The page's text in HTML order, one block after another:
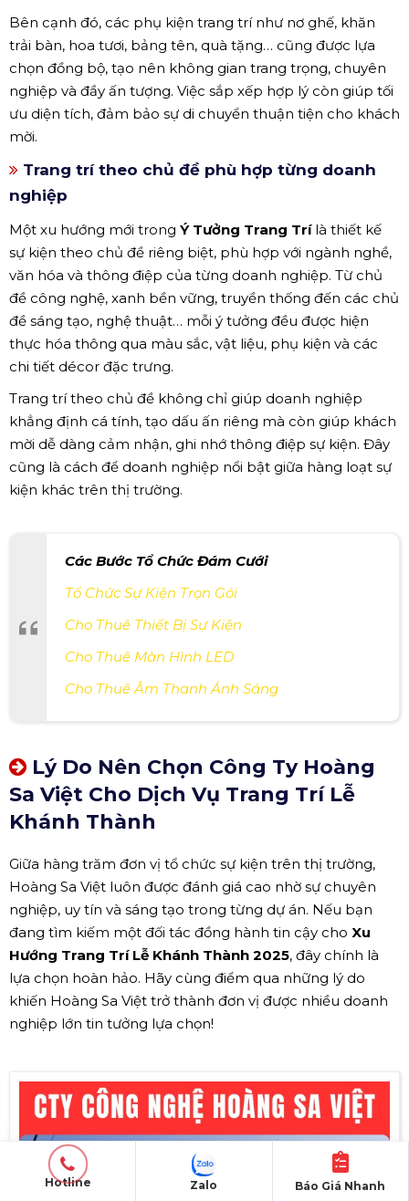
Bên cạnh đó, các phụ kiện trang trí như nơ ghế, khăn
trải bàn, hoa tươi, bảng tên, quà tặng… cũng được lựa
chọn đồng bộ, tạo nên không gian trang trọng, chuyên
nghiệp và đầy ấn tượng. Việc sắp xếp hợp lý còn giúp tối
ưu diện tích, đảm bảo sự di chuyển thuận tiện cho khách
mời.
Trang trí theo chủ đề phù hợp từng doanh
nghiệp
Một xu hướng mới trong Ý Tưởng Trang Trílà thiết kế
sự kiện theo chủ đề riêng biệt, phù hợp với ngành nghề,
văn hóa và thông điệp của từng doanh nghiệp. Từ chủ
đề công nghệ, xanh bền vững, truyền thống đến các chủ
đề sáng tạo, nghệ thuật… mỗi ý tưởng đều được hiện
thực hóa thông qua màu sắc, vật liệu, phụ kiện và các
chi tiết décor đặc trưng.
Trang trí theo chủ đề không chỉ giúp doanh nghiệp
khẳng định cá tính, tạo dấu ấn riêng mà còn giúp khách
mời dễ dàng cảm nhận, ghi nhớ thông điệp sự kiện. Đây
cũng là cách để doanh nghiệp nổi bật giữa hàng loạt sự
kiện khác trên thị trường.
Các Bước Tổ Chức Đám Cưới
Tổ Chức Sự Kiện Trọn Gói
Cho Thuê Thiết Bị Sự Kiện
Cho Thuê Màn Hình LED
Cho Thuê Âm Thanh Ánh Sáng
Lý Do Nên Chọn Công Ty Hoàng
Sa Việt Cho Dịch Vụ Trang Trí Lễ
Khánh Thành
Giữa hàng trăm đơn vị tổ chức sự kiện trên thị trường,
Hoàng Sa Việt luôn được đánh giá cao nhờ sự chuyên
nghiệp, uy tín và sáng tạo trong từng dự án. Nếu bạn
đang tìm kiếm một đối tác đồng hành tin cậy cho Xu
Hướng Trang Trí Lễ Khánh Thành 2025, đây chính là
lựa chọn hoàn hảo. Hãy cùng điểm qua những lý do
khiến Hoàng Sa Việt trở thành đơn vị được nhiều doanh
nghiệp lớn tin tưởng lựa chọn!
Hotline Báo Giá Nhanh
Zalo